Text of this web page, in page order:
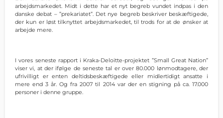
arbejdsmarkedet. Midt i dette har et nyt begreb vundet indpas i den
danske debat – ”prekariatet”. Det nye begreb beskriver beskæftigede,
der kun er løst tilknyttet arbejdsmarkedet, til trods for at de ønsker at
arbejde mere.
I vores seneste rapport i Kraka-Deloitte-projektet ”Small Great Nation”
viser vi, at der ifølge de seneste tal er over 80.000 lønmodtagere, der
ufrivilligt er enten deltidsbeskæftigede eller midlertidigt ansatte i
mere end 3 år. Og fra 2007 til 2014 var der en stigning på ca. 17.000
personer i denne gruppe.